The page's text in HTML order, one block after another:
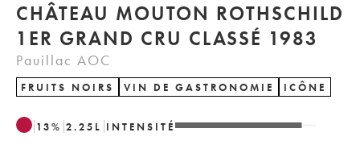
CHÂTEAU MOUTON ROTHSCHILD
1ER GRAND CRU CLASSÉ 1983
Pauillac AOC
FRUITS NOIRS VIN DE GASTRONOMIE ICÔNE
13% 2.25 L INTENSITÉ